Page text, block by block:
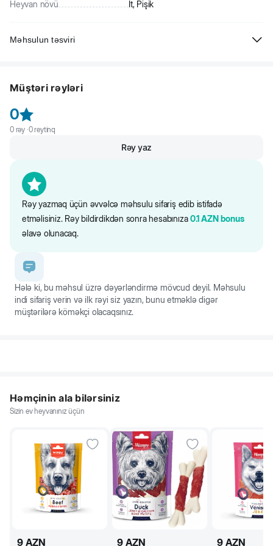
Heyvan növü İt, Pişik
Məhsulun təsviri
arasında seçiləcəkdir. Xalta davamlı naylondan hazırlanıbdır. Asanlıqla
Müştəri rəyləri
0
0rəy ·0reytinq
Rəy yazmaq üçün əvvəlcə məhsulu sifariş edib istifadə
etməlisiniz. Rəy bildirdikdən sonra hesabınıza0.1 AZN bonus
əlavə olunacaq.
Rəy yaz
Hələ ki, bu məhsul üzrə dəyərləndirmə mövcud deyil. Məhsulu
indi sifariş verin və ilk rəyi siz yazın, bunu etməklə digər
müştərilərə köməkçi olacaqsınız.
Həmçinin ala bilərsiniz
Sizin ev heyvanınız üçün
9 AZN 9 AZN 9 AZN